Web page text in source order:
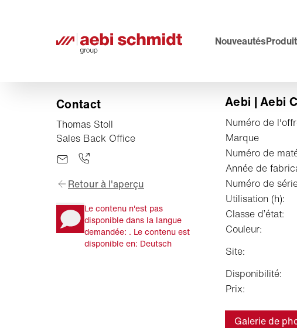
Nouveautés
Contact
Thomas Stoll
Sales Back Office
Retour à l'aperçu
Le contenu n'est pas
disponible dans la langue
demandée: . Le contenu est
disponible en: Deutsch
Aebi | Aebi
Numéro de
Marque
Numéro de
Année de
Numéro de
Utilisation (h):
Classe d’état:
Couleur:
Site:
Disponibilité:
Prix:
Galerie de